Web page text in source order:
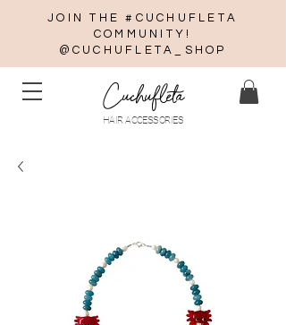
JOIN THE #CUCHUFLETA
COMMUNITY!
@CUCHUFLETA_SHOP
Cuchufleta
HAIR ACCESSORIES